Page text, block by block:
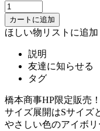
ほしい物リストに追加
説明
友達に知らせる
タグ
橋本商事HP限定販売
サイズ展開はSサイズ
やさしい色のアイボ